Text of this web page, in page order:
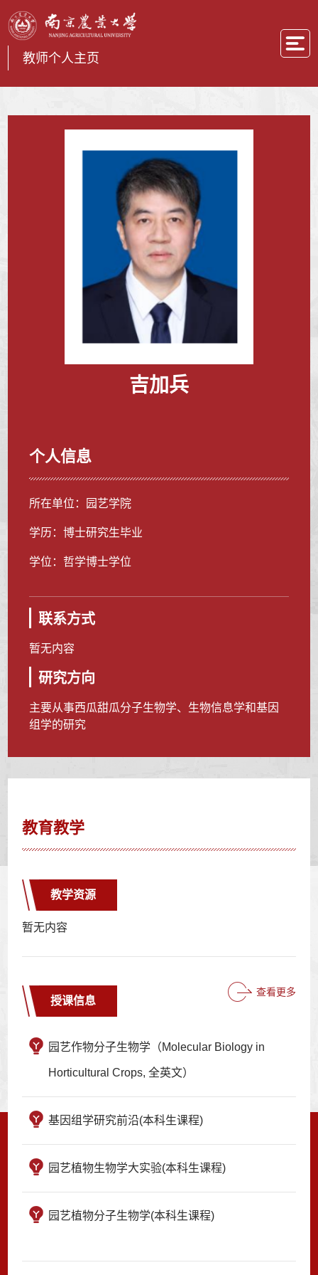
教师个人主页
吉加兵
个人信息
所在单位：园艺学院
学历：博士研究生毕业
学位：哲学博士学位
联系方式
暂无内容
研究方向
主要从事西瓜甜瓜分子生物学、生物信息学和基因
组学的研究
教育教学
教学资源
暂无内容
授课信息
查看更多
园艺作物分子生物学（Molecular Biology in
Horticultural Crops, 全英文）
基因组学研究前沿(本科生课程)
园艺植物生物学大实验(本科生课程)
园艺植物分子生物学(本科生课程)